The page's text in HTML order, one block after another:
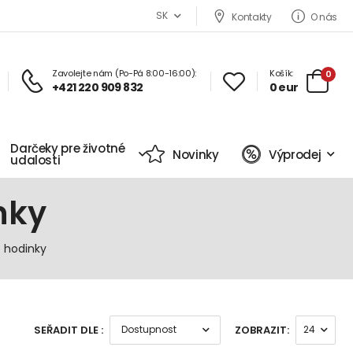
SK Kontakty O nás
Zavolejte nám (Po-Pá 8:00-16:00):
+421 220 909 832
Košík:
0 eur
0
Darčeky pre životné
udalosti Novinky Výprodej
hodinky
SEŘADIT DLE : ZOBRAZIT: